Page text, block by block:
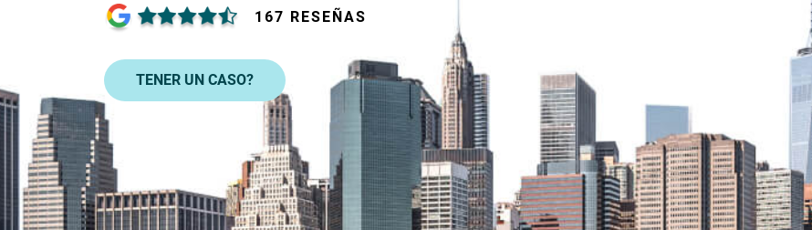
167 RESEÑAS
TENER UN CASO?